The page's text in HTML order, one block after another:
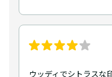
ウッディでシトラスな